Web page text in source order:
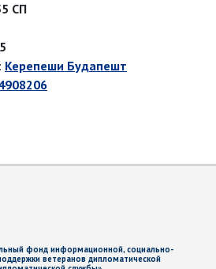
СП
Керепеши Будапешт
фонд информационной, социально-
ветеранов дипломатической